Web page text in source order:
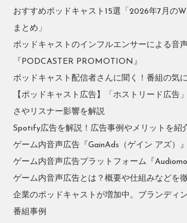
おすすめポッドキャスト15選「2026年7月の
まとめ」
ポッドキャストのインフルエンサーによる音
『PODCASTER PROMOTION』
ポッドキャスト配信者さんに聞く！番組の気
【ポッドキャスト広告】「ホストリード広告
さやリスナー影響を解説
Spotify広告を解説！広告事例やメリットを紹
ゲーム内音声広告『GainAds（ゲイン アズ）』
ゲーム内音声広告プラットフォーム『
ゲーム内音声広告とは？概要や仕組みなどを
企業のポッドキャストが増加中。ブランディ
番組事例